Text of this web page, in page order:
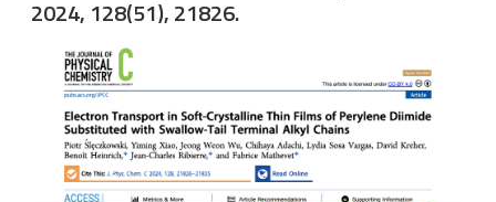
2024, 128(51), 21826.
Image